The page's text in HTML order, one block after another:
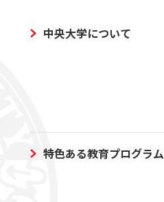
中央大学について
特色ある教育プログラム